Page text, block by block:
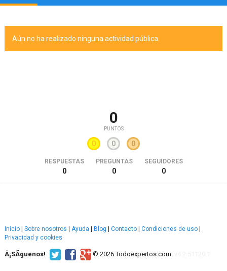
Aún no ha realizado ninguna actividad pública.
0
PUNTOS
0 0 0
RESPUESTAS
0
PREGUNTAS
0
SEGUIDORES
0
Inicio Sobre nosotros Ayuda Blog Contacto Condiciones de uso
Privacidad y cookies
Â¡SÃ­guenos! © 2026 Todoexpertos.com.